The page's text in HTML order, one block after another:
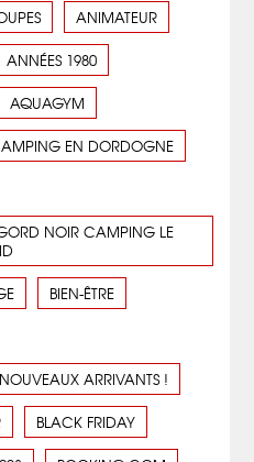
ANIMATEUR
ANNÉES 1980
AQUAGYM
EN DORDOGNE
NOIR CAMPING LE
BIEN-ÊTRE
ARRIVANTS !
BLACK FRIDAY